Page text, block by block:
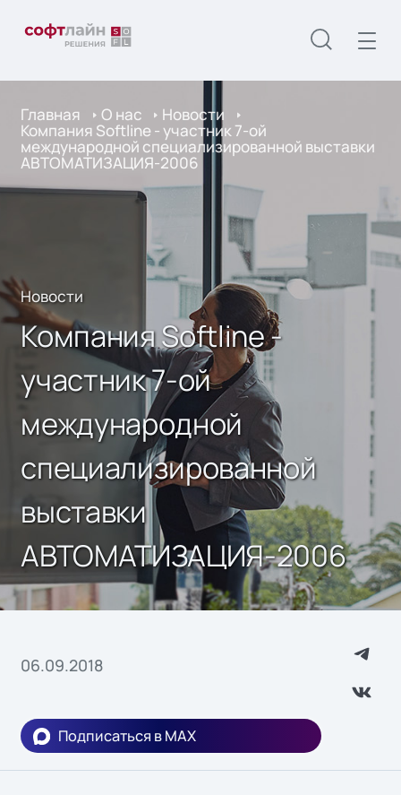
Главная О нас Новости
Компания Softline - участник 7-ой
международной специализированной выставки
АВТОМАТИЗАЦИЯ-2006
Новости
Компания Softline -
участник 7-ой
международной
специализированной
выставки
АВТОМАТИЗАЦИЯ-2006
06.09.2018
Подписаться в MAX